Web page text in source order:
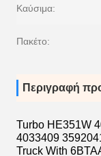
Καύσιμα:
Πακέτο:
Περιγραφή
Turbo HE351W
4033409
Truck With